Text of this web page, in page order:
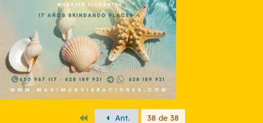
PrimeroAnt. 38 de 38